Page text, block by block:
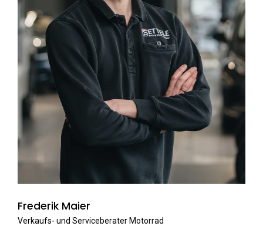
Frederik Maier
Verkaufs- und Serviceberater Motorrad